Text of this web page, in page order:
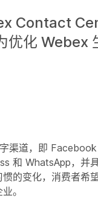
Contact
优化 Webex
渠道，即 Facebook
和 WhatsApp，并
的变化，消费者希
。